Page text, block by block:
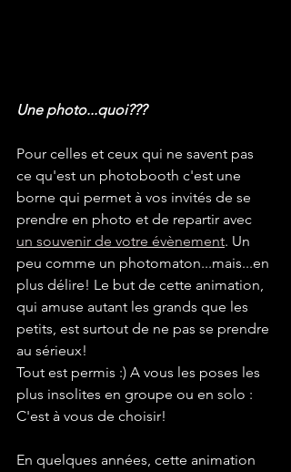
Une photo...quoi???
Pour celles et ceux qui ne savent pas
ce qu'est un photobooth c'est une
borne qui permet à vos invités de se
prendre en photo et de repartir avec
un souvenir de votre évènement. Un
peu comme un photomaton...mais...en
plus délire! Le but de cette animation,
qui amuse autant les grands que les
petits, est surtout de ne pas se prendre
au sérieux!
Tout est permis :) A vous les poses les
plus insolites en groupe ou en solo :
C'est à vous de choisir!
En quelques années, cette animation